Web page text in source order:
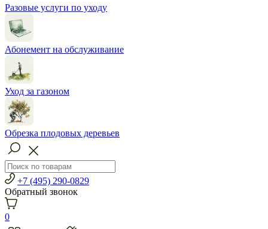
Разовые услуги по уходу
Абонемент на обслуживание
Уход за газоном
Обрезка плодовых деревьев
+7 (495) 290-0829
Обратный звонок
0